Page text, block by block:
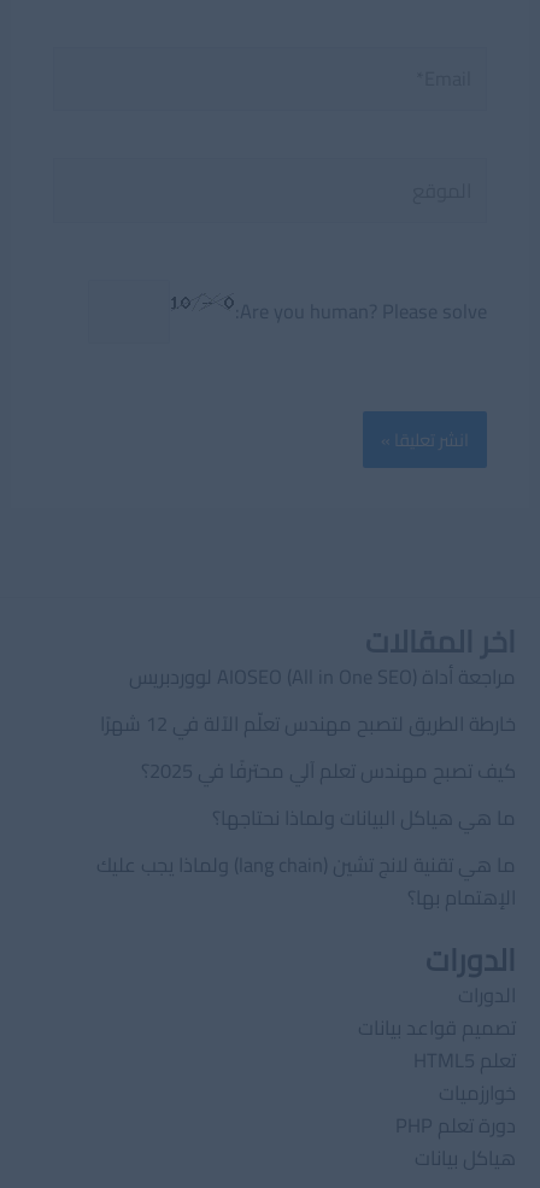
مراجعة أداة AIOSEO (All in One SEO) لووردبريس
خارطة الطريق لتصبح مهندس تعلّم الآلة في 12 شهرًا
كيف تصبح مهندس تعلم آلي محترفًا في 2025؟
ما هي هياكل البيانات ولماذا نحتاجها؟
ما هي تقنية لانج تشين (lang chain) ولماذا يجب عليك
الإهتمام بها؟
الدورات
الدورات
تصميم قواعد بيانات
تعلم HTML5
خوارزميات
دورة تعلم PHP
هياكل بيانات